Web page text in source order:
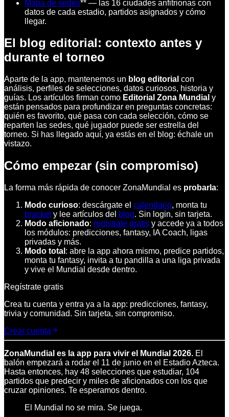
Mapa de sedes** — las 16 ciudades anfitrionas con
datos de cada estadio, partidos asignados y cómo
llegar.
El blog editorial: contexto antes y
durante el torneo
Aparte de la app, mantenemos un blog editorial con
análisis, perfiles de selecciones, datos curiosos, historia y
guías. Los artículos firman como Editorial Zona Mundial y
están pensados para profundizar en preguntas concretas:
quién es favorito, qué pasa con cada selección, cómo se
reparten las sedes, qué jugador puede ser estrella del
torneo. Si has llegado aquí, ya estás en el blog: échale un
vistazo.
Cómo empezar (sin compromiso)
La forma más rápida de conocer ZonaMundial es probarla:
Modo curioso: descárgate el calendario, monta tu
brackety lee artículos del blog. Sin login, sin tarjeta.
Modo aficionado: regístrate gratis y accede ya a todos
los módulos: predicciones, fantasy, IA Coach, ligas
privadas y más.
Modo total : abre la app ahora mismo, predice partidos,
monta tu fantasy, invita a tu pandilla a una liga privada
y vive el Mundial desde dentro.
Regístrate gratis
Crea tu cuenta y entra ya a la app: predicciones, fantasy,
trivia y comunidad. Sin tarjeta, sin compromiso.
Crear cuenta
ZonaMundial es la app para vivir el Mundial 2026. El
balón empezará a rodar el 11 de junio en el Estadio Azteca.
Hasta entonces, hay 48 selecciones que estudiar, 104
partidos que predecir y miles de aficionados con los que
cruzar opiniones. Te esperamos dentro.
El Mundial no se mira. Se juega.